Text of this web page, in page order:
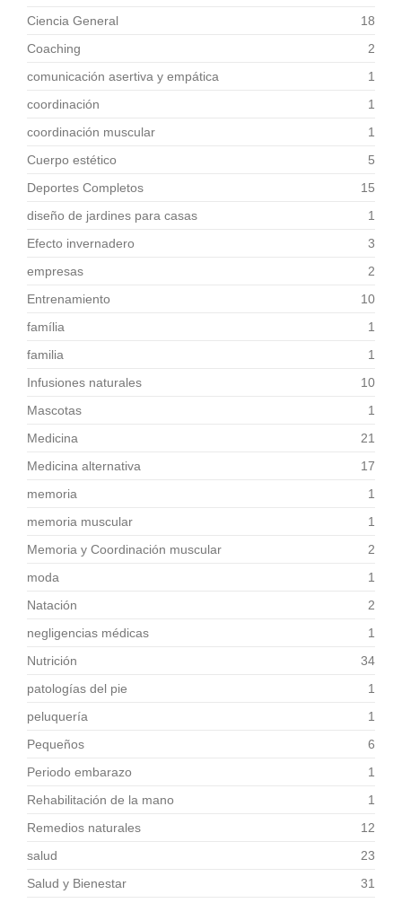
Ciencia General
18
Coaching
2
comunicación asertiva y empática
1
coordinación
1
coordinación muscular
1
Cuerpo estético
5
Deportes Completos
15
diseño de jardines para casas
1
Efecto invernadero
3
empresas
2
Entrenamiento
10
família
1
familia
1
Infusiones naturales
10
Mascotas
1
Medicina
21
Medicina alternativa
17
memoria
1
memoria muscular
1
Memoria y Coordinación muscular
2
moda
1
Natación
2
negligencias médicas
1
Nutrición
34
patologías del pie
1
peluquería
1
Pequeños
6
Periodo embarazo
1
Rehabilitación de la mano
1
Remedios naturales
12
salud
23
Salud y Bienestar
31